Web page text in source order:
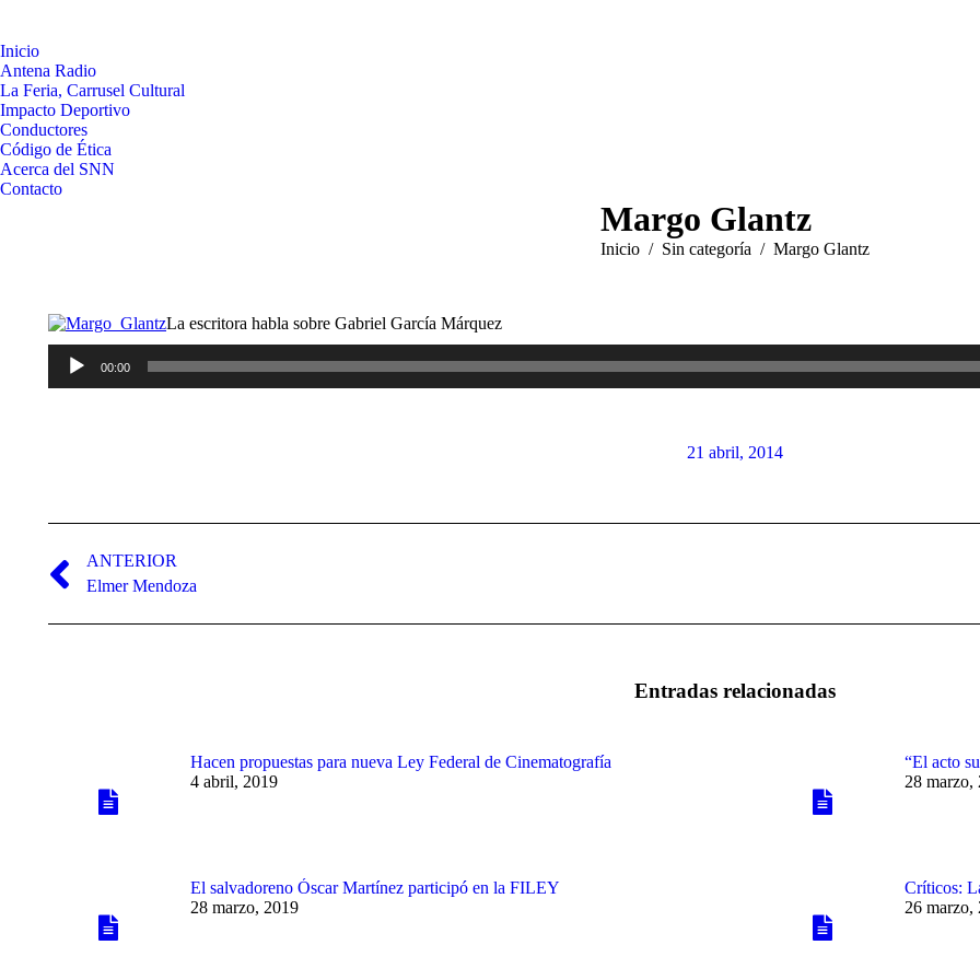
Inicio
Antena Radio
La Feria, Carrusel Cultural
Impacto Deportivo
Conductores
Código de Ética
Acerca del SNN
Contacto
Margo Glantz
Estás aquí:
Inicio Sin categoría Margo Glantz
La escritora habla sobre Gabriel García MárquezReproductor
de
audio
00:00
21 abril, 2014
entre
publicaciones
ANTERIOR
Publicación
Elmer Mendoza
Entradas relacionadas
Hacen propuestas para nueva Ley Federal de Cinematografía
4 abril, 2019
“El acto
28 marzo,
El salvadoreno Óscar Martínez participó en la FILEY
28 marzo, 2019
Críticos:
26 marzo,